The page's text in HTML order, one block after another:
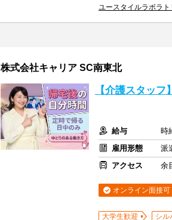
ユースタイルラボラ
株式会社キャリア SC南東北
【介護スタッ
給与
時
雇用形態
派
アクセス
余
オンライン面接可
大学生歓迎 シル